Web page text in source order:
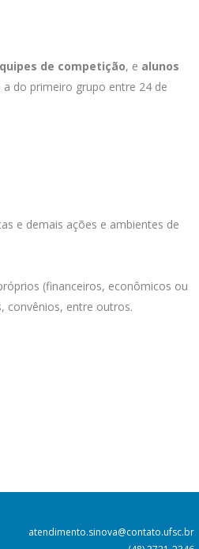
de competição, e alunos
do primeiro grupo entre 24 de
e demais ações e ambientes de
(financeiros, econômicos ou
convênios, entre outros.
atendimento.sinova@contato.ufsc.br